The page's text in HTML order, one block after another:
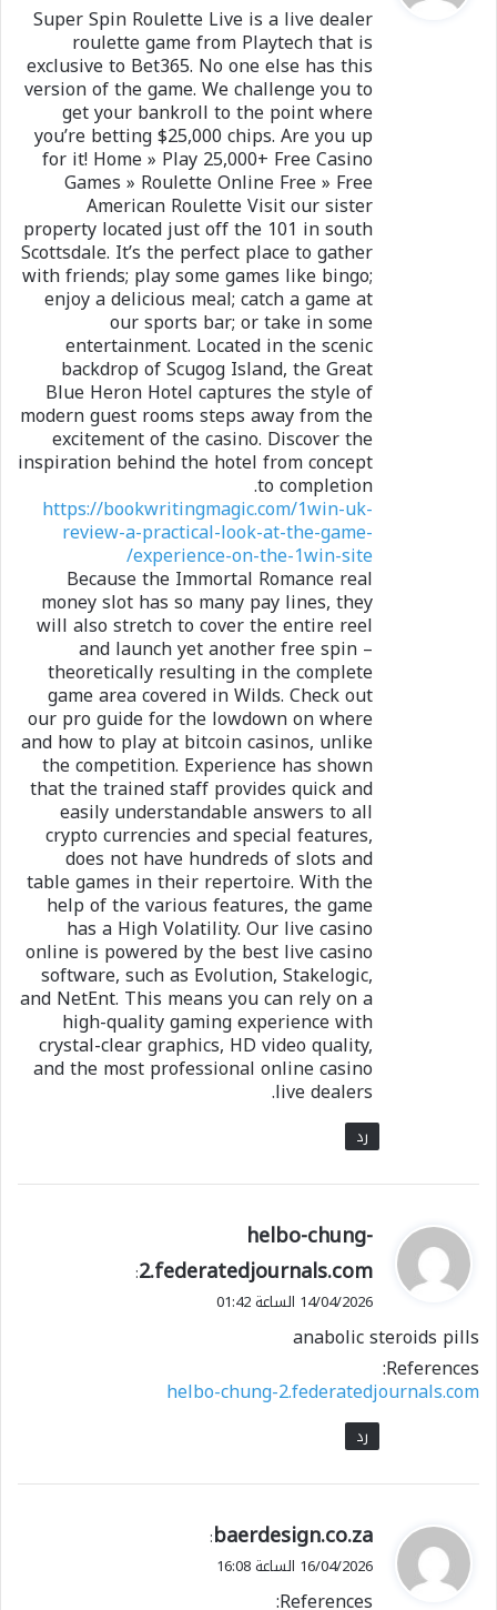
ل
Super Spin Roulette Live is a live dealer
roulette game from Playtech that is
exclusive to Bet365. No one else has this
version of the game. We challenge you to
get your bankroll to the point where
you’re betting $25,000 chips. Are you up
for it! Home » Play 25,000+ Free Casino
Games » Roulette Online Free » Free
American Roulette Visit our sister
property located just off the 101 in south
Scottsdale. It’s the perfect place to gather
with friends; play some games like bingo;
enjoy a delicious meal; catch a game at
our sports bar; or take in some
entertainment. Located in the scenic
backdrop of Scugog Island, the Great
Blue Heron Hotel captures the style of
modern guest rooms steps away from the
excitement of the casino. Discover the
inspiration behind the hotel from concept
to completion.
https://bookwritingmagic.com/1win-uk-
review-a-practical-look-at-the-game-
experience-on-the-1win-site/
Because the Immortal Romance real
money slot has so many pay lines, they
will also stretch to cover the entire reel
and launch yet another free spin –
theoretically resulting in the complete
game area covered in Wilds. Check out
our pro guide for the lowdown on where
and how to play at bitcoin casinos, unlike
the competition. Experience has shown
that the trained staff provides quick and
easily understandable answers to all
crypto currencies and special features,
does not have hundreds of slots and
table games in their repertoire. With the
help of the various features, the game
has a High Volatility. Our live casino
online is powered by the best live casino
software, such as Evolution, Stakelogic,
and NetEnt. This means you can rely on a
high-quality gaming experience with
crystal-clear graphics, HD video quality,
and the most professional online casino
live dealers.
رد
ي
و
ل
helbo-chung-
2.federatedjournals.com
:
14/04/2026 الساعة 01:42
anabolic steroids pills
References:
helbo-chung-2.federatedjournals.com
رد
ي
ق
baerdesign.co.za
:
16/04/2026 الساعة 16:08
References: